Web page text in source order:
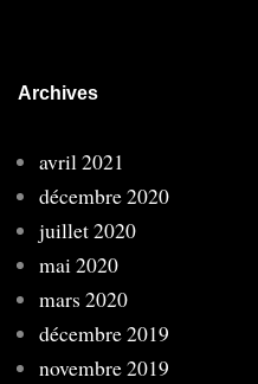
Archives
avril 2021
décembre 2020
juillet 2020
mai 2020
mars 2020
décembre 2019
novembre 2019